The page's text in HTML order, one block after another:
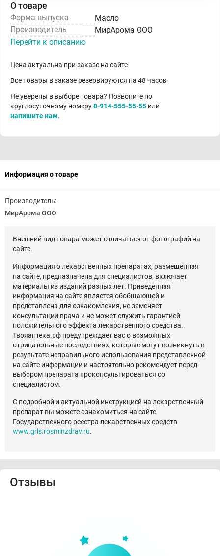
О товаре
Форма выпуска
Масло
Производитель
МирАрома ООО
Перейти к описанию
Цена актуальна при заказе на сайте
Все товары в заказе резервируются на 48 часов
Не уверены в выборе товара? Позвоните по
круглосуточному номеру8-914-555-55-55 или
напишите нам.
Информация о товаре
Производитель:
МирАрома ООО
Внешний вид товара может отличаться от фотографий на
сайте.
Информация о лекарственных препаратах, размещенная
на сайте, предназначена для специалистов, включает
материалы из изданий разных лет. Приведенная
информация на сайте является обобщающей и
представлена для ознакомления, не заменяет
консультации врача и не может служить гарантией
положительного эффекта лекарственного средства.
Твояаптека.рф предупреждает вас о возможных
отрицательные последствиях, которые могут возникнуть в
результате неправильного использования представленной
на сайте информации и настоятельно рекомендует перед
выбором препарата проконсультироваться со
специалистом.
С подробной и актуальной инструкцией на лекарственный
препарат вы можете ознакомиться на сайте
Государственного реестра лекарственных средств
www.grls.rosminzdrav.ru.
Отзывы